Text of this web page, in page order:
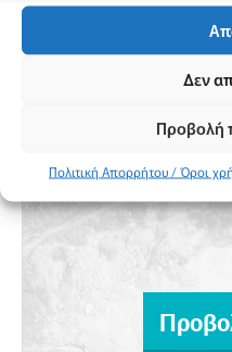
Δεν
Προβολή
Πολιτική Απορρήτου / Όροι